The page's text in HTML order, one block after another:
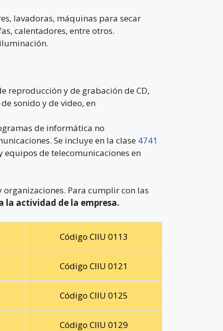
lavadoras, máquinas para secar
calentadores, entre otros.
reproducción y de grabación de CD,
sonido y de video, en
de informática no
Se incluye en la clase 4741
de telecomunicaciones en
Para cumplir con las
la actividad de la empresa.
Código CIIU 0113
Código CIIU 0121
Código CIIU 0125
Código CIIU 0129